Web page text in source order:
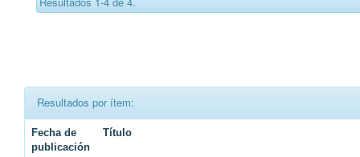
Resultados por ítem:
Fecha de
publicación
Título